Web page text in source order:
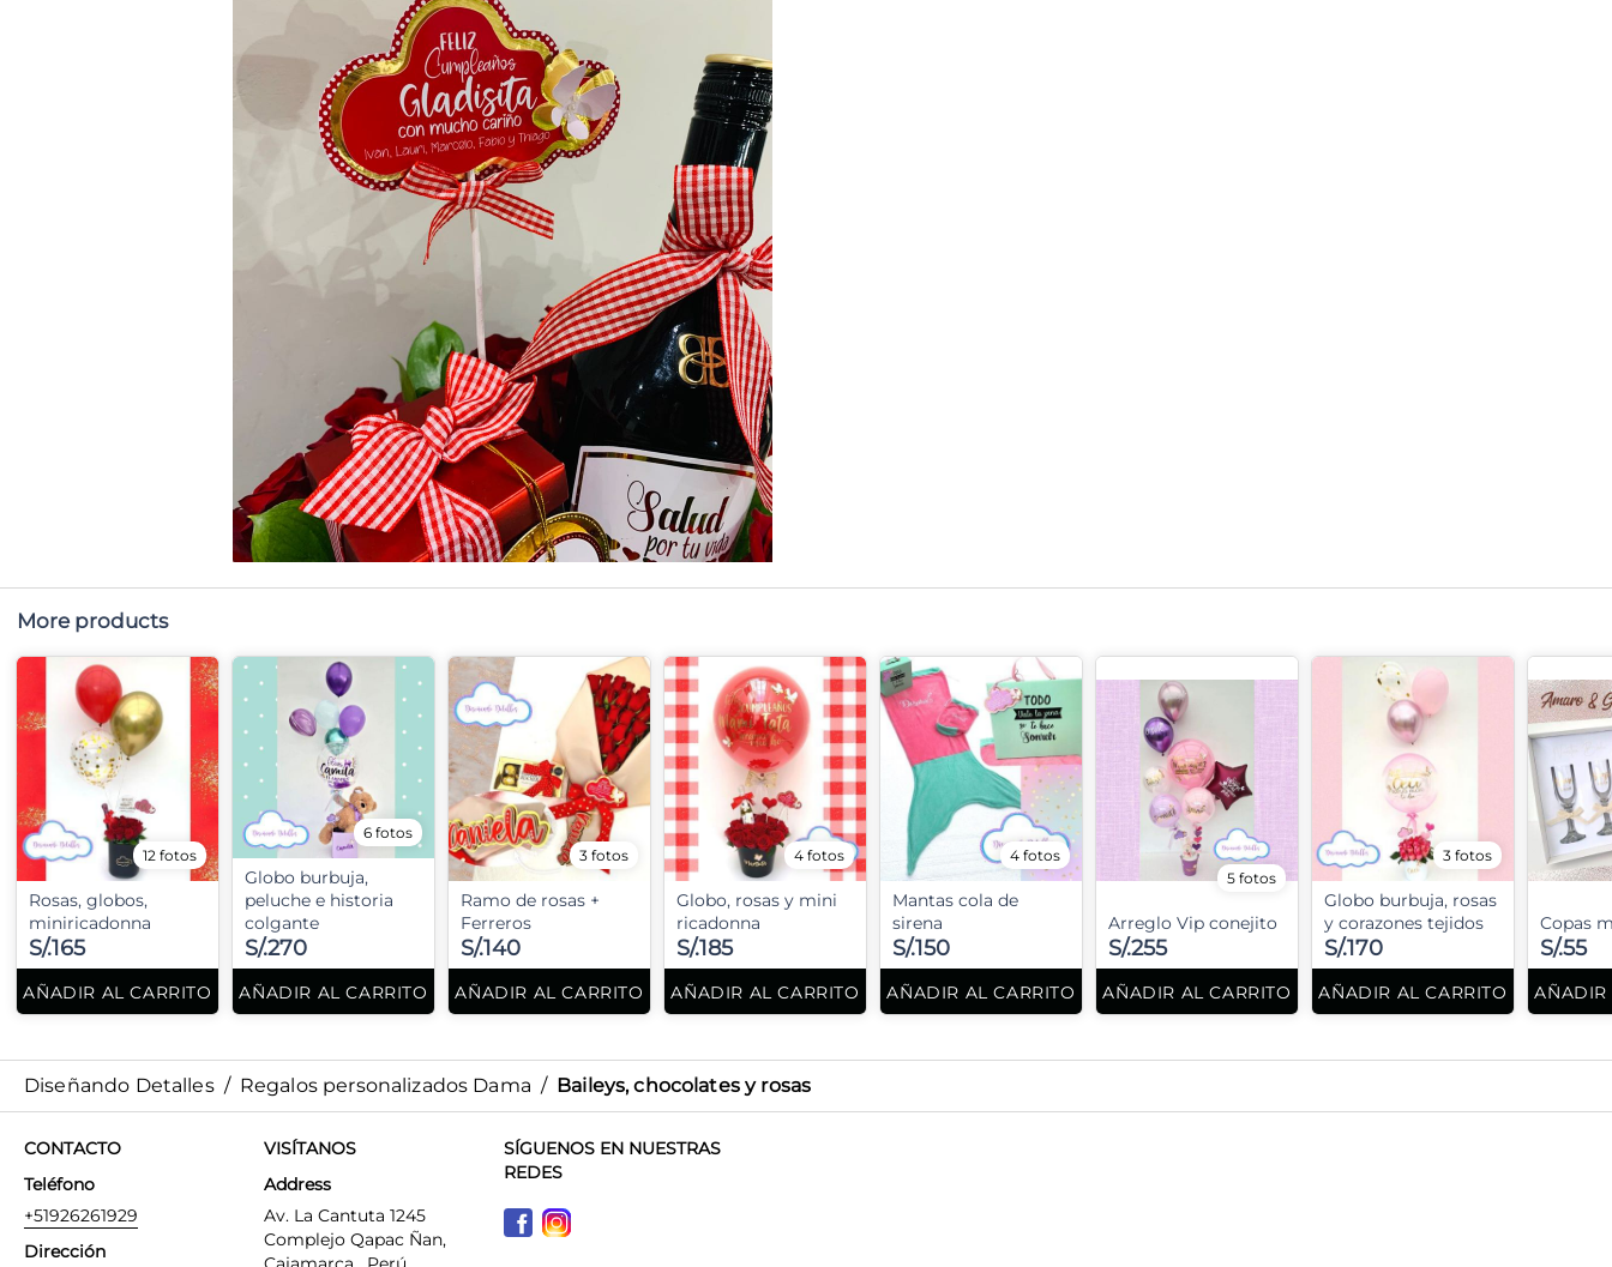
More products
12 fotos
Rosas, globos,
miniricadonna
S/.165
AÑADIR AL CARRITO
6 fotos
Globo burbuja,
peluche e historia
colgante
S/.270
AÑADIR AL CARRITO
3 fotos
Ramo de rosas +
Ferreros
S/.140
AÑADIR AL CARRITO
4 fotos
Globo, rosas y mini
ricadonna
S/.185
AÑADIR AL CARRITO
4 fotos
Mantas cola de
sirena
S/.150
AÑADIR AL CARRITO
5 fotos
Arreglo Vip conejito
S/.255
AÑADIR AL CARRITO
3 fotos
Globo burbuja, rosas
y corazones tejidos
S/.170
AÑADIR AL CARRITO
Copas
S/.55
AÑADIR
Diseñando Detalles / Regalos personalizados Dama / Baileys, chocolates y rosas
CONTACTO
Teléfono
+51926261929
Dirección
VISÍTANOS
Address
Av. La Cantuta 1245
Complejo Qapac Ñan,
SÍGUENOS EN NUESTRAS
REDES